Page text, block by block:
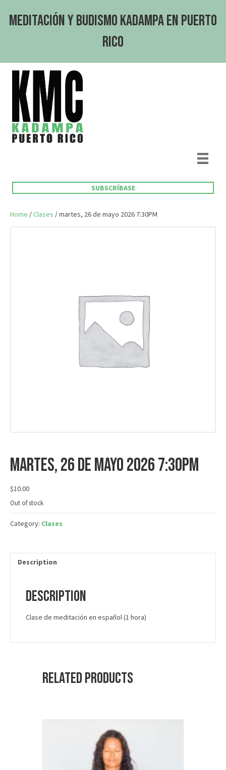
Meditación y Budismo Kadampa en Puerto
Rico
SUBSCRÍBASE
Home /Clases / martes, 26 de mayo 2026 7:30PM
martes, 26 de mayo 2026 7:30PM
$10.00
Out of stock
Category: Clases
Description
Description
Clase de meditación en español (1 hora)
Related products